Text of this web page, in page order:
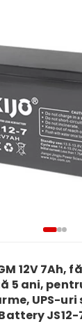
12V 7Ah,
5 ani,
UPS-uri
JS12-